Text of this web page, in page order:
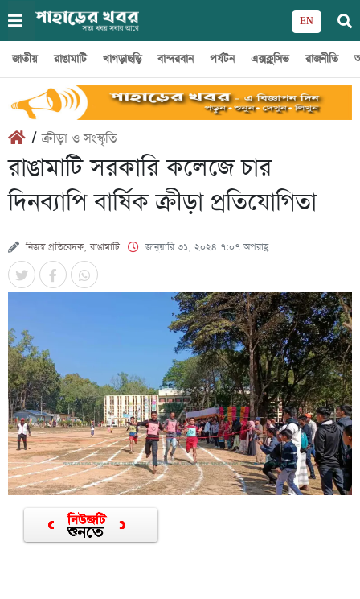
EN
জাতীয় রাঙামাটি খাগড়াছড়ি বান্দরবান পর্যটন এক্সক্লুসিভ রাজনীতি
/ক্রীড়া ও সংস্কৃতি
রাঙামাটি সরকারি কলেজে চার
দিনব্যাপি বার্ষিক ক্রীড়া প্রতিযোগিতা
নিজস্ব প্রতিবেদক, রাঙামাটি জানুয়ারি ৩১, ২০২৪ ৭:০৭ অপরাহ্ণ